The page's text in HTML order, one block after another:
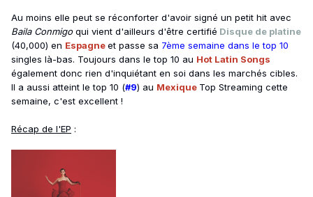
Au moins elle peut se réconforter d'avoir signé un petit hit avec
Baila Conmigoqui vient d'ailleurs d'être certifié Disque de platine
(40,000) en Espagneet passe sa 7ème semaine dans le top 10
singles là-bas. Toujours dans le top 10 au Hot Latin Songs
également donc rien d'inquiétant en soi dans les marchés cibles.
Il a aussi atteint le top 10 (#9) au Mexique Top Streaming cette
semaine, c'est excellent !
Récap de l'EP :